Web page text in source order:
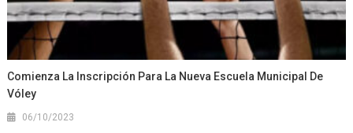
Comienza La Inscripción Para La Nueva Escuela Municipal De
Vóley
06/10/2023